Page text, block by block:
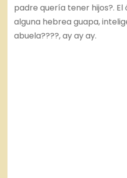
padre quería tener hijos?. El
alguna hebrea guapa,
abuela????, ay ay ay.